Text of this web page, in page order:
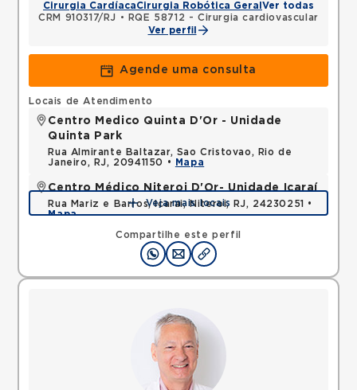
Cirurgia CardíacaCirurgia Robótica Geral Ver todas
CRM 910317/RJ •
RQE 58712 - Cirurgia cardiovascular
Ver perfil
Agende uma consulta
Compartilhe este perfil
Locais de Atendimento
Centro Medico Quinta D'Or - Unidade
Quinta Park
Rua Almirante Baltazar, Sao Cristovao, Rio de
Janeiro, RJ, 20941150 •
Mapa
Centro Médico Niteroi D'Or- Unidade Icaraí
Rua Mariz e Barros, Icarai, Niteroi, RJ, 24230251 •
Mapa
Veja mais locais